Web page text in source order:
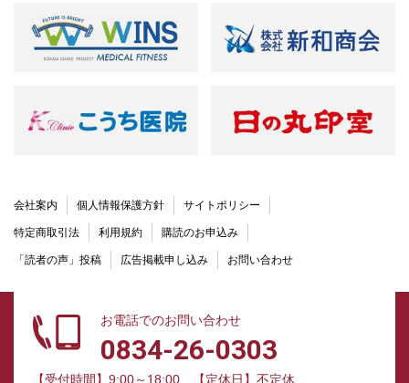
会社案内 個人情報保護方針 サイトポリシー
特定商取引法 利用規約 購読のお申込み
「読者の声」投稿 広告掲載申し込み お問い合わせ
お電話でのお問い合わせ
0834-26-0303
【受付時間】9:00～18:00 【定休日】不定休